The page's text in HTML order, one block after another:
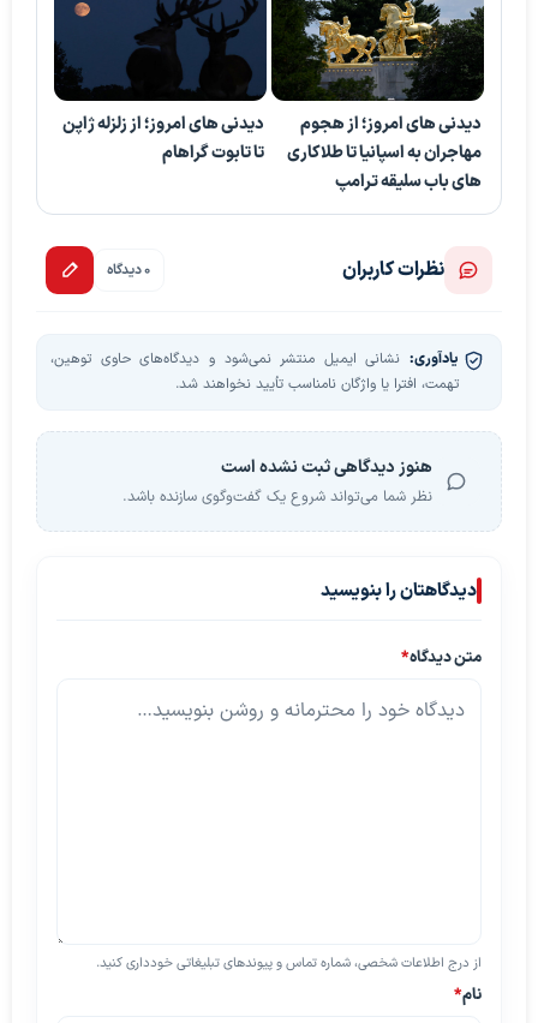
دیدنی های امروز؛ از هجوم
مهاجران به اسپانیا تا طلاکاری
های باب سلیقه ترامپ
دیدنی های امروز؛ از زلزله ژاپن
تا تابوت گراهام
نظرات کاربران 0 دیدگاه
یادآوری: نشانی ایمیل منتشر نمی‌شود و دیدگاه‌های حاوی توهین،
تهمت، افترا یا واژگان نامناسب تأیید نخواهند شد.
هنوز دیدگاهی ثبت نشده است
نظر شما می‌تواند شروع یک گفت‌وگوی سازنده باشد.
دیدگاهتان را بنویسید
متن دیدگاه*
از درج اطلاعات شخصی، شماره تماس و پیوندهای تبلیغاتی خودداری کنید.
نام*